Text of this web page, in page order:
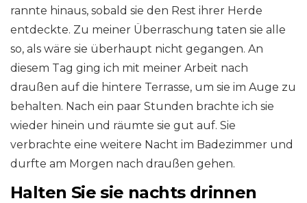
rannte hinaus, sobald sie den Rest ihrer Herde
entdeckte. Zu meiner Überraschung taten sie alle
so, als wäre sie überhaupt nicht gegangen. An
diesem Tag ging ich mit meiner Arbeit nach
draußen auf die hintere Terrasse, um sie im Auge zu
behalten. Nach ein paar Stunden brachte ich sie
wieder hinein und räumte sie gut auf. Sie
verbrachte eine weitere Nacht im Badezimmer und
durfte am Morgen nach draußen gehen.
Halten Sie sie nachts drinnen